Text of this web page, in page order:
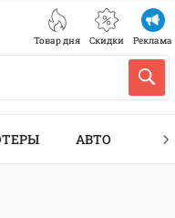
Товар дня Скидки Реклама
АВТО